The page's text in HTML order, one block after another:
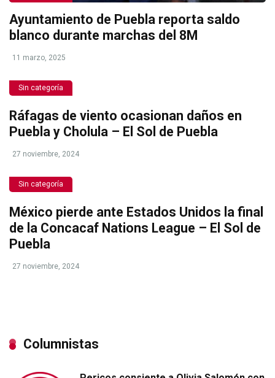
Ayuntamiento de Puebla reporta saldo
blanco durante marchas del 8M
11 marzo, 2025
Sin categoría
Ráfagas de viento ocasionan daños en
Puebla y Cholula – El Sol de Puebla
27 noviembre, 2024
Sin categoría
México pierde ante Estados Unidos la final
de la Concacaf Nations League – El Sol de
Puebla
27 noviembre, 2024
Columnistas